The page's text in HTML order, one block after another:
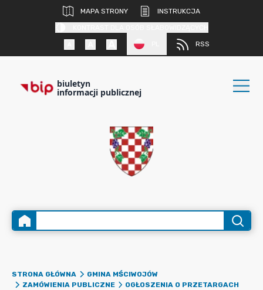
MAPA STRONY
INSTRUKCJA
RSS
biuletyn
informacji publicznej
STRONA GŁÓWNA
GMINA MŚCIWOJÓW
ZAMÓWIENIA PUBLICZNE
OGŁOSZENIA O PRZETARGACH